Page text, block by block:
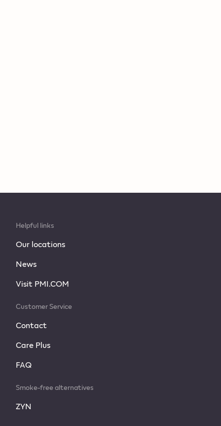
Helpful links
Our locations
News
Visit PMI.COM
Customer Service
Contact
Care Plus
FAQ
Smoke-free alternatives
ZYN